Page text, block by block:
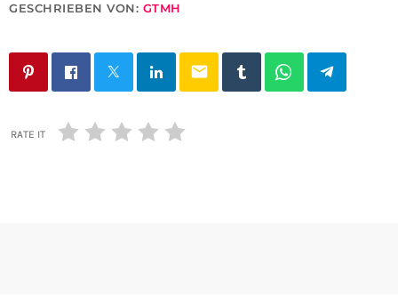
GESCHRIEBEN VON: GTMH
email
RATE IT